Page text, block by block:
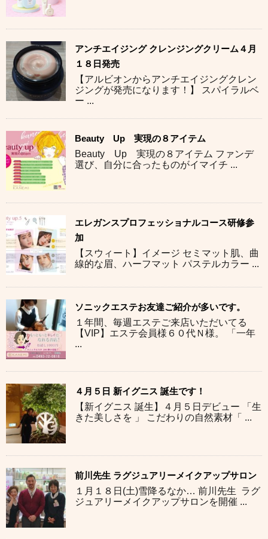
アンチエイジング クレンジングクリーム４月
１８日発売
【アルビオンからアンチエイジングクレン
ジングが発売になります！】 スパイラルベ
ー ...
Beauty Up 実現の８アイテム
Beauty Up 実現の８アイテム ファンデ
選び、自分に合ったものがイマイチ ...
エレガンスプロフェッショナルコース研修参
加
【スウィート】イメージ セミマット肌、曲
線的な眉、ハーフマット パステルカラー ...
ソニックエステお友達ご紹介が多いです。
１年間、毎週エステご来店いただいてる
【VIP】エステ会員様６０代Ｎ様。 「一年
...
４月５日 新イグニス 誕生です！
【新イグニス 誕生】４月５日デビュー 「生
きた美しさを 」 こだわりの自然素材「 ...
前川先生 ラグジュアリーメイクアップサロン
１月１８日(土)雪降るなか… 前川先生 ラグ
ジュアリーメイクアップサロンを開催 ...